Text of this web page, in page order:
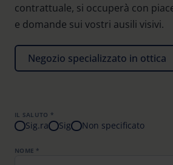
contrattuale, si occuperà con
e domande sui vostri ausili visivi.
Negozio specializzato in ottica
IL SALUTO *
Sig.ra Sig Non specificato
NOME *